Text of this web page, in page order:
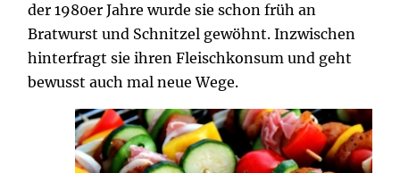
der 1980er Jahre wurde sie schon früh an
Bratwurst und Schnitzel gewöhnt. Inzwischen
hinterfragt sie ihren Fleischkonsum und geht
bewusst auch mal neue Wege.